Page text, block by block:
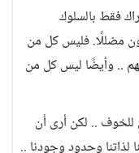
فقط بالسلوك
مضللًا. فليس كل من
.. وأيضًا ليس كل من
للخوف .. لكن أرى أن
لذاتنا وحدود وجودنا ..